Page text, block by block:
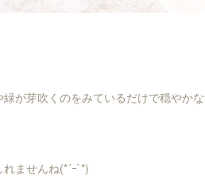
が芽吹くのをみているだけで穏やか
ませんね(*´ｰ`*)